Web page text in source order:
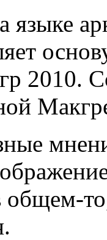
2010.
общем-